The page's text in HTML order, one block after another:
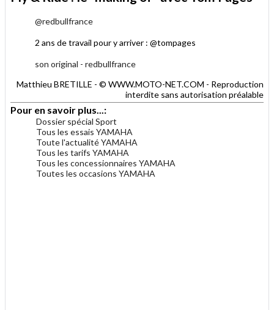
@redbullfrance
2 ans de travail pour y arriver : @tompages
son original - redbullfrance
Matthieu BRETILLE - © WWW.MOTO-NET.COM - Reproduction
interdite sans autorisation préalable
Pour en savoir plus...:
Dossier spécial Sport
Tous les essais YAMAHA
Toute l'actualité YAMAHA
Tous les tarifs YAMAHA
Tous les concessionnaires YAMAHA
Toutes les occasions YAMAHA